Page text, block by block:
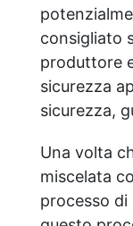
consigliato
produttore
sicurezza
sicurezza,
Una volta
miscelata
processo